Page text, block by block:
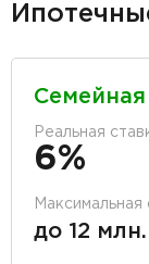
Семейная
Реальная
6%
Максимальная
до 12